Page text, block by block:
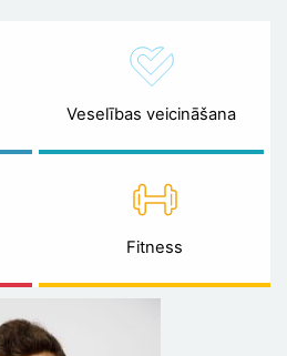
Veselības veicināšana
Fitness